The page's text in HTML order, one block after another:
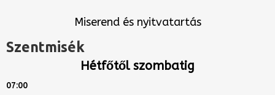
Miserend és nyitvatartás
Szentmisék
Hétfőtől szombatig
07:00